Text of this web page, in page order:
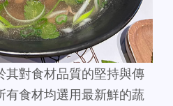
其對食材品質的堅持與傳
有食材均選用最新鮮的蔬